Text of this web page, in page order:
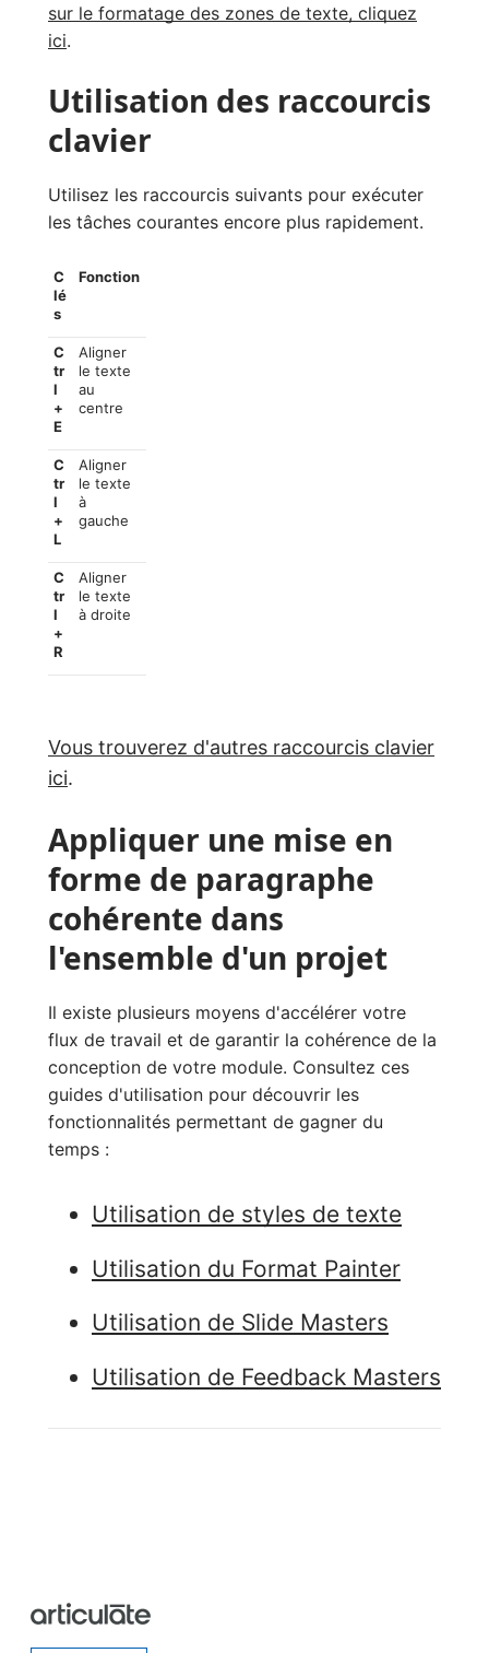
sur le formatage des zones de texte, cliquez
ici.
Utilisation des raccourcis
clavier
Utilisez les raccourcis suivants pour exécuter
les tâches courantes encore plus rapidement.
C
lé
s
Fonction
C
tr
l
+
E
Aligner
le texte
au
centre
C
tr
l
+
L
Aligner
le texte
à
gauche
C
tr
l
+
R
Aligner
le texte
à droite
Vous trouverez d'autres raccourcis clavier
ici.
Appliquer une mise en
forme de paragraphe
cohérente dans
l'ensemble d'un projet
Il existe plusieurs moyens d'accélérer votre
flux de travail et de garantir la cohérence de la
conception de votre module. Consultez ces
guides d'utilisation pour découvrir les
fonctionnalités permettant de gagner du
temps :
Utilisation de styles de texte
Utilisation du Format Painter
Utilisation de Slide Masters
Utilisation de Feedback Masters